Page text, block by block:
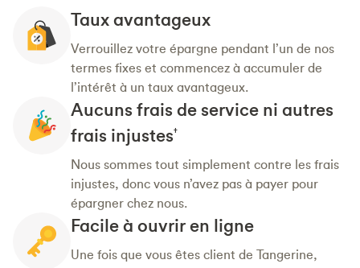
Taux avantageux
Verrouillez votre épargne pendant l’un de nos
termes fixes et commencez à accumuler de
l’intérêt à un taux avantageux.
Aucuns frais de service ni autres
frais injustes†
Nous sommes tout simplement contre les frais
injustes, donc vous n’avez pas à payer pour
épargner chez nous.
Facile à ouvrir en ligne
Une fois que vous êtes client de Tangerine,